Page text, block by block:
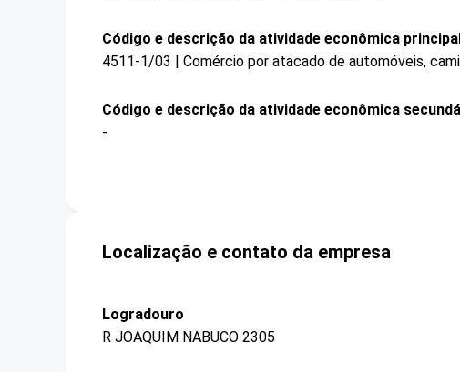
Código e descrição da atividade econômica
4511-1/03 | Comércio por atacado de automóveis,
Código e descrição da atividade econômica
-
Localização e contato da empresa
Logradouro
R JOAQUIM NABUCO 2305